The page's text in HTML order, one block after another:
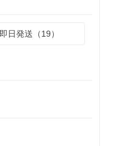
即日発送（19）